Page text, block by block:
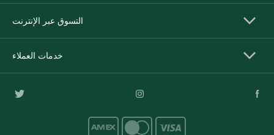
التسوق عبر الإنترنت
خدمات العملاء